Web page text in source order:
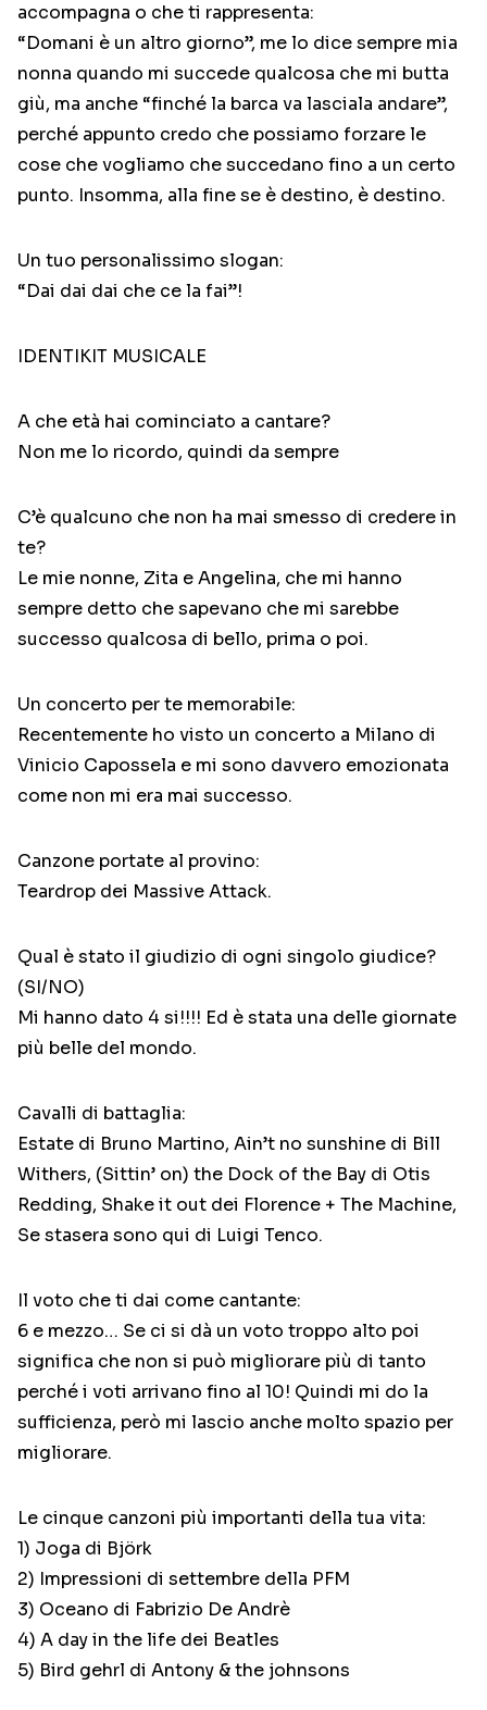
accompagna o che ti rappresenta:
“Domani è un altro giorno”, me lo dice sempre mia
nonna quando mi succede qualcosa che mi butta
giù, ma anche “finché la barca va lasciala andare”,
perché appunto credo che possiamo forzare le
cose che vogliamo che succedano fino a un certo
punto. Insomma, alla fine se è destino, è destino.
Un tuo personalissimo slogan:
“Dai dai dai che ce la fai”!
IDENTIKIT MUSICALE
A che età hai cominciato a cantare?
Non me lo ricordo, quindi da sempre
C’è qualcuno che non ha mai smesso di credere in
te?
Le mie nonne, Zita e Angelina, che mi hanno
sempre detto che sapevano che mi sarebbe
successo qualcosa di bello, prima o poi.
Un concerto per te memorabile:
Recentemente ho visto un concerto a Milano di
Vinicio Capossela e mi sono davvero emozionata
come non mi era mai successo.
Canzone portate al provino:
Teardrop dei Massive Attack.
Qual è stato il giudizio di ogni singolo giudice?
(SI/NO)
Mi hanno dato 4 si!!!! Ed è stata una delle giornate
più belle del mondo.
Cavalli di battaglia:
Estate di Bruno Martino, Ain’t no sunshine di Bill
Withers, (Sittin’ on) the Dock of the Bay di Otis
Redding, Shake it out dei Florence + The Machine,
Se stasera sono qui di Luigi Tenco.
Il voto che ti dai come cantante:
6 e mezzo… Se ci si dà un voto troppo alto poi
significa che non si può migliorare più di tanto
perché i voti arrivano fino al 10! Quindi mi do la
sufficienza, però mi lascio anche molto spazio per
migliorare.
Le cinque canzoni più importanti della tua vita:
1) Joga di Björk
2) Impressioni di settembre della PFM
3) Oceano di Fabrizio De Andrè
4) A day in the life dei Beatles
5) Bird gehrl di Antony & the johnsons